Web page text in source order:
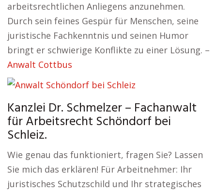
arbeitsrechtlichen Anliegens anzunehmen.
Durch sein feines Gespür für Menschen, seine
juristische Fachkenntnis und seinen Humor
bringt er schwierige Konflikte zu einer Lösung. –
Anwalt Cottbus
Kanzlei Dr. Schmelzer – Fachanwalt
für Arbeitsrecht Schöndorf bei
Schleiz.
Wie genau das funktioniert, fragen Sie? Lassen
Sie mich das erklären! Für Arbeitnehmer: Ihr
juristisches Schutzschild und Ihr strategisches